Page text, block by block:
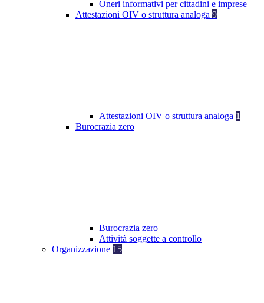
Oneri informativi per cittadini e imprese
Attestazioni OIV o struttura analoga 9
Attestazioni OIV o struttura analoga 1
Burocrazia zero
Burocrazia zero
Attività soggette a controllo
Organizzazione 15